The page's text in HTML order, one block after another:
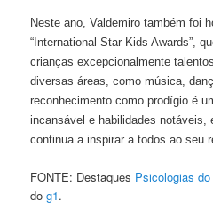
Neste ano, Valdemiro também foi
“International Star Kids Awards”,
crianças excepcionalmente
diversas áreas, como música,
reconhecimento como prodígio é
incansável e habilidades notáveis,
continua a inspirar a todos ao seu
FONTE: Destaques Psicologias
dog1.